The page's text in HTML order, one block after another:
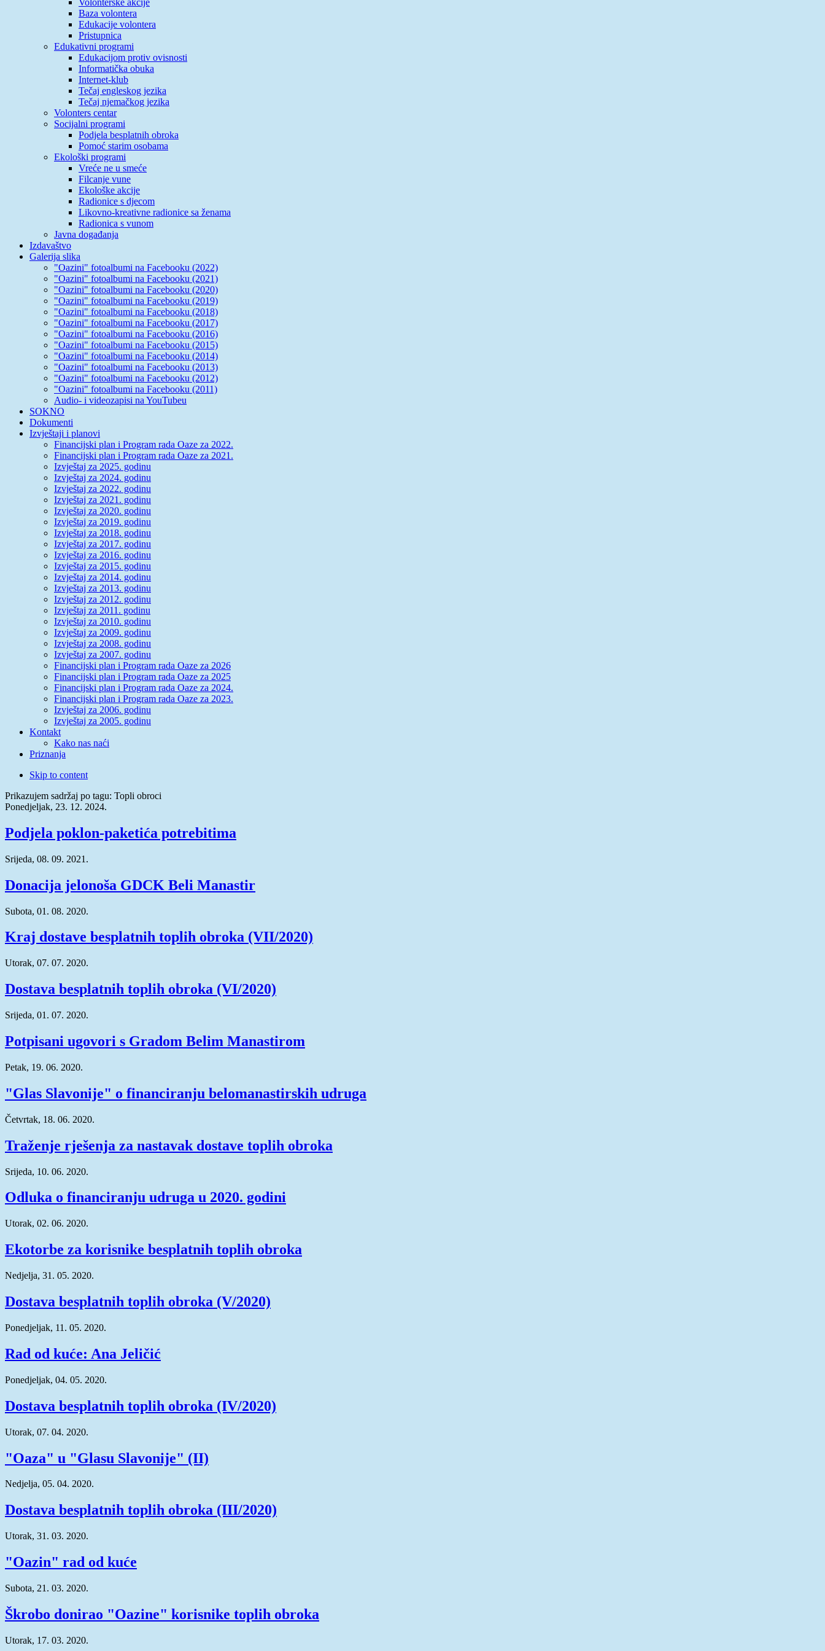
Baza volontera
Edukacije volontera
Pristupnica
Edukativni programi
Edukacijom protiv ovisnosti
Informatička obuka
Internet-klub
Tečaj engleskog jezika
Tečaj njemačkog jezika
Volonters centar
Socijalni programi
Podjela besplatnih obroka
Pomoć starim osobama
Ekološki programi
Vreće ne u smeće
Filcanje vune
Ekološke akcije
Radionice s djecom
Likovno-kreativne radionice sa ženama
Radionica s vunom
Javna događanja
Izdavaštvo
Galerija slika
"Oazini" fotoalbumi na Facebooku (2022)
"Oazini" fotoalbumi na Facebooku (2021)
"Oazini" fotoalbumi na Facebooku (2020)
"Oazini" fotoalbumi na Facebooku (2019)
"Oazini" fotoalbumi na Facebooku (2018)
"Oazini" fotoalbumi na Facebooku (2017)
"Oazini" fotoalbumi na Facebooku (2016)
"Oazini" fotoalbumi na Facebooku (2015)
"Oazini" fotoalbumi na Facebooku (2014)
"Oazini" fotoalbumi na Facebooku (2013)
"Oazini" fotoalbumi na Facebooku (2012)
"Oazini" fotoalbumi na Facebooku (2011)
Audio- i videozapisi na YouTubeu
SOKNO
Dokumenti
Izvještaji i planovi
Financijski plan i Program rada Oaze za 2022.
Financijski plan i Program rada Oaze za 2021.
Izvještaj za 2025. godinu
Izvještaj za 2024. godinu
Izvještaj za 2022. godinu
Izvještaj za 2021. godinu
Izvještaj za 2020. godinu
Izvještaj za 2019. godinu
Izvještaj za 2018. godinu
Izvještaj za 2017. godinu
Izvještaj za 2016. godinu
Izvještaj za 2015. godinu
Izvještaj za 2014. godinu
Izvještaj za 2013. godinu
Izvještaj za 2012. godinu
Izvještaj za 2011. godinu
Izvještaj za 2010. godinu
Izvještaj za 2009. godinu
Izvještaj za 2008. godinu
Izvještaj za 2007. godinu
Financijski plan i Program rada Oaze za 2026
Financijski plan i Program rada Oaze za 2025
Financijski plan i Program rada Oaze za 2024.
Financijski plan i Program rada Oaze za 2023.
Izvještaj za 2006. godinu
Izvještaj za 2005. godinu
Kontakt
Kako nas naći
Priznanja
Skip to content
Prikazujem sadržaj po tagu: Topli obroci
Ponedjeljak, 23. 12. 2024.
Podjela poklon-paketića potrebitima
Srijeda, 08. 09. 2021.
Donacija jelonoša GDCK Beli Manastir
Subota, 01. 08. 2020.
Kraj dostave besplatnih toplih obroka (VII/2020)
Utorak, 07. 07. 2020.
Dostava besplatnih toplih obroka (VI/2020)
Srijeda, 01. 07. 2020.
Potpisani ugovori s Gradom Belim Manastirom
Petak, 19. 06. 2020.
"Glas Slavonije" o financiranju belomanastirskih udruga
Četvrtak, 18. 06. 2020.
Traženje rješenja za nastavak dostave toplih obroka
Srijeda, 10. 06. 2020.
Odluka o financiranju udruga u 2020. godini
Utorak, 02. 06. 2020.
Ekotorbe za korisnike besplatnih toplih obroka
Nedjelja, 31. 05. 2020.
Dostava besplatnih toplih obroka (V/2020)
Ponedjeljak, 11. 05. 2020.
Rad od kuće: Ana Jeličić
Ponedjeljak, 04. 05. 2020.
Dostava besplatnih toplih obroka (IV/2020)
Utorak, 07. 04. 2020.
"Oaza" u "Glasu Slavonije" (II)
Nedjelja, 05. 04. 2020.
Dostava besplatnih toplih obroka (III/2020)
Utorak, 31. 03. 2020.
"Oazin" rad od kuće
Subota, 21. 03. 2020.
Škrobo donirao "Oazine" korisnike toplih obroka
Utorak, 17. 03. 2020.